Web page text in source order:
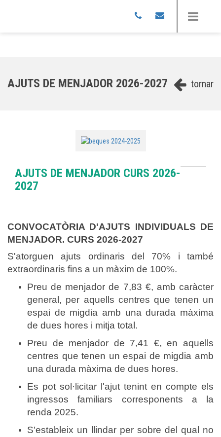
tornar
AJUTS DE MENJADOR 2026-2027
AJUTS DE MENJADOR CURS 2026-
2027
CONVOCATÒRIA D'AJUTS INDIVIDUALS DE
MENJADOR. CURS 2026-2027
S'atorguen ajuts ordinaris del 70% i també
extraordinaris fins a un màxim de 100%.
Preu de menjador de 7,83 €, amb caràcter
general, per aquells centres que tenen un
espai de migdia amb una durada màxima
de dues hores i mitja total.
Preu de menjador de 7,41 €, en aquells
centres que tenen un espai de migdia amb
una durada màxima de dues hores.
Es pot sol·licitar l'ajut tenint en compte els
ingressos familiars corresponents a la
renda 2025.
S'estableix un llindar per sobre del qual no